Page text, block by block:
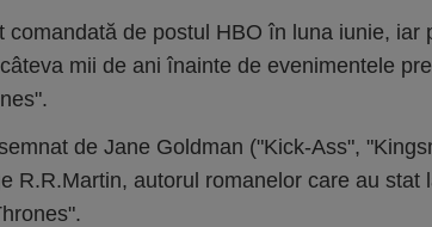
comandată de postul HBO în luna iunie, iar
mii de ani înainte de evenimentele
de Jane Goldman ("Kick-Ass",
R.R.Martin, autorul romanelor care au stat